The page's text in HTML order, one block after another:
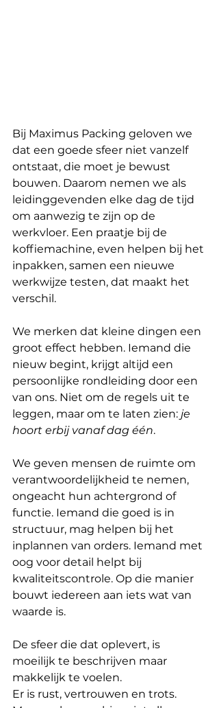
Bij Maximus Packing geloven we
dat een goede sfeer niet vanzelf
ontstaat, die moet je bewust
bouwen. Daarom nemen we als
leidinggevenden elke dag de tijd
om aanwezig te zijn op de
werkvloer. Een praatje bij de
koffiemachine, even helpen bij het
inpakken, samen een nieuwe
werkwijze testen, dat maakt het
verschil.
We merken dat kleine dingen een
groot effect hebben. Iemand die
nieuw begint, krijgt altijd een
persoonlijke rondleiding door een
van ons. Niet om de regels uit te
leggen, maar om te laten zien: je
hoort erbij vanaf dag één.
We geven mensen de ruimte om
verantwoordelijkheid te nemen,
ongeacht hun achtergrond of
functie. Iemand die goed is in
structuur, mag helpen bij het
inplannen van orders. Iemand met
oog voor detail helpt bij
kwaliteitscontrole. Op die manier
bouwt iedereen aan iets wat van
waarde is.
De sfeer die dat oplevert, is
moeilijk te beschrijven maar
makkelijk te voelen.
Er is rust, vertrouwen en trots.